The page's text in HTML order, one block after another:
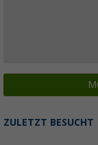
ZULETZT BESUCHT